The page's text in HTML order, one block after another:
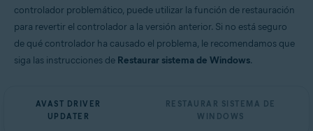
controlador problemático, puede utilizar la función de restauración
para revertir el controlador a la versión anterior. Si no está seguro
de qué controlador ha causado el problema, le recomendamos que
siga las instrucciones de Restaurar sistema de Windows.
AVAST DRIVER
UPDATER
RESTAURAR SISTEMA DE
WINDOWS